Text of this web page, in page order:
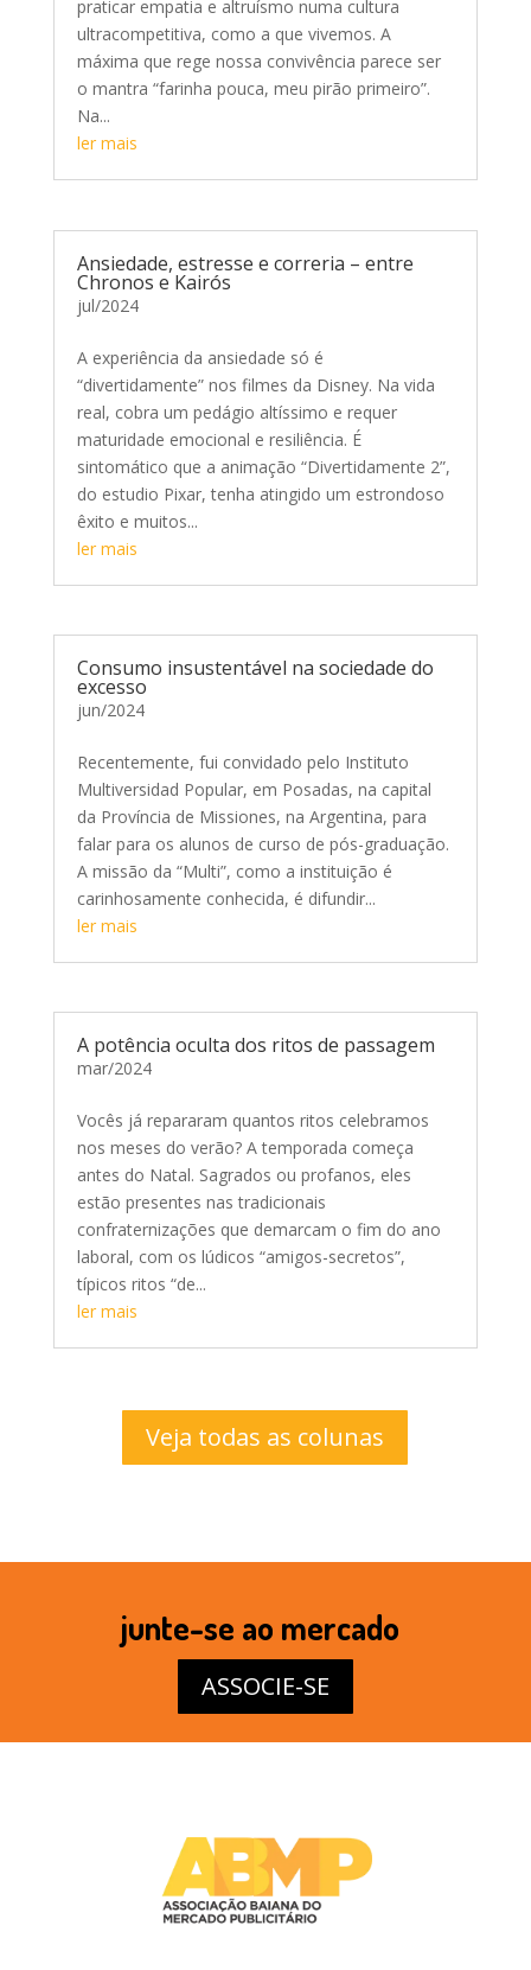
praticar empatia e altruísmo numa cultura
ultracompetitiva, como a que vivemos. A
máxima que rege nossa convivência parece ser
o mantra “farinha pouca, meu pirão primeiro”.
Na...
ler mais
Ansiedade, estresse e correria – entre
Chronos e Kairós
jul/2024
A experiência da ansiedade só é
“divertidamente” nos filmes da Disney. Na vida
real, cobra um pedágio altíssimo e requer
maturidade emocional e resiliência. É
sintomático que a animação “Divertidamente 2”,
do estudio Pixar, tenha atingido um estrondoso
êxito e muitos...
ler mais
Consumo insustentável na sociedade do
excesso
jun/2024
Recentemente, fui convidado pelo Instituto
Multiversidad Popular, em Posadas, na capital
da Província de Missiones, na Argentina, para
falar para os alunos de curso de pós-graduação.
A missão da “Multi”, como a instituição é
carinhosamente conhecida, é difundir...
ler mais
A potência oculta dos ritos de passagem
mar/2024
Vocês já repararam quantos ritos celebramos
nos meses do verão? A temporada começa
antes do Natal. Sagrados ou profanos, eles
estão presentes nas tradicionais
confraternizações que demarcam o fim do ano
laboral, com os lúdicos “amigos-secretos”,
típicos ritos “de...
ler mais
Veja todas as colunas
junte-se ao mercado
ASSOCIE-SE